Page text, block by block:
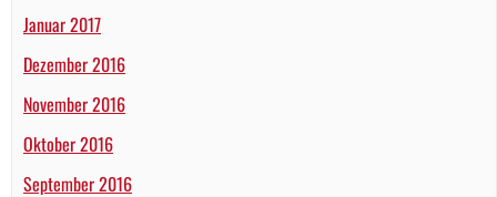
Januar 2017
Dezember 2016
November 2016
Oktober 2016
September 2016